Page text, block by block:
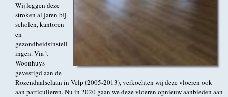
Wij leggen deze
stroken al jaren bij
scholen, kantoren
en
gezondheidsinstell
ingen. Via 't
Woonhuys
gevestigd aan de
Rozendaalselaan in Velp (2005-2013), verkochten wij deze vloeren ook
aan particulieren. Nu in 2020 gaan we deze vloeren opnieuw aanbieden aan